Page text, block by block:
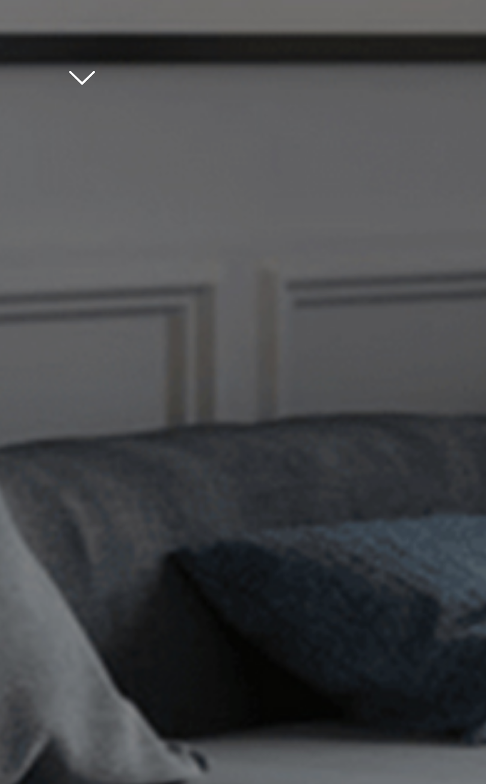
Scroll down